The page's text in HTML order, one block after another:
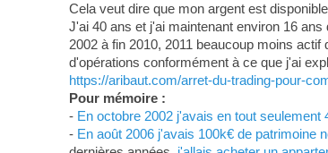
Cela veut dire que mon argent est
J'ai 40 ans et j'ai maintenant environ 16
2002 à fin 2010, 2011 beaucoup moins
d'opérations conformément à ce que j'ai
https://aribaut.com/arret-du-trading-pour-
Pour mémoire :
- En octobre 2002 j'avais en tout
- En août 2006 j'avais 100k€ de patrimoine